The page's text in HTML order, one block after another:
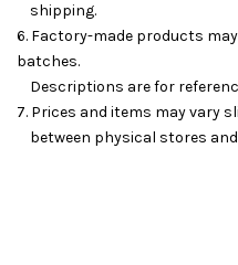
shipping.
6. Factory-made products
batches.
Descriptions are for
7. Prices and items may vary
between physical stores